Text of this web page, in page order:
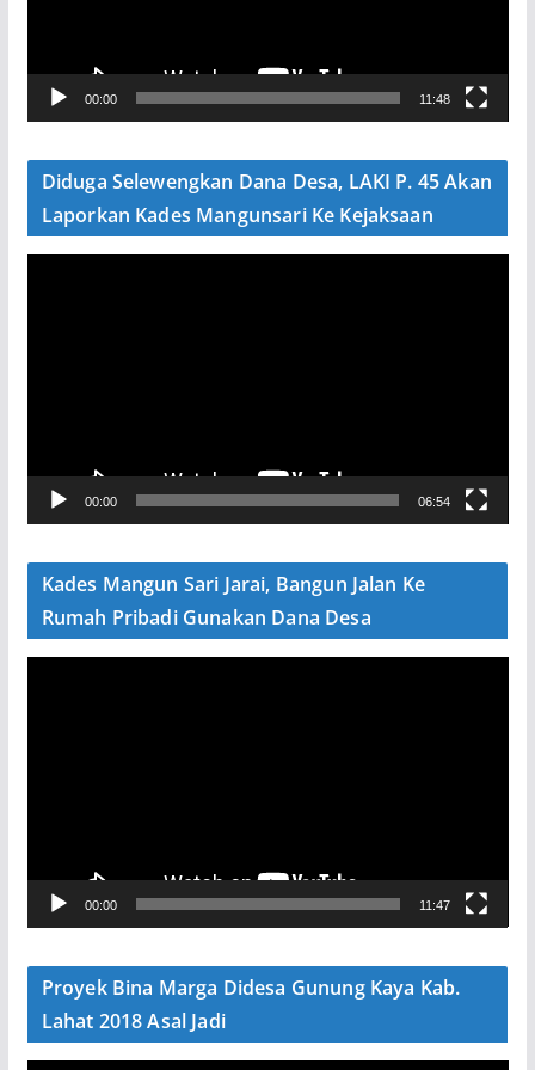
V
e
00:00 11:48
Diduga Selewengkan Dana Desa, LAKI P. 45 Akan
Laporkan Kades Mangunsari Ke Kejaksaan
V
e
00:00 06:54
Kades Mangun Sari Jarai, Bangun Jalan Ke
Rumah Pribadi Gunakan Dana Desa
V
e
00:00 11:47
Proyek Bina Marga Didesa Gunung Kaya Kab.
Lahat 2018 Asal Jadi